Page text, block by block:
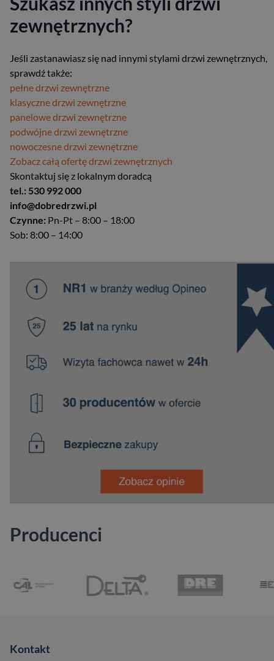
zewnętrznych?
Jeśli zastanawiasz się nad innymi stylami drzwi zewnętrznych,
sprawdź także:
pełne drzwi zewnętrzne
klasyczne drzwi zewnętrzne
panelowe drzwi zewnętrzne
podwójne drzwi zewnętrzne
nowoczesne drzwi zewnętrzne
Zobacz całą ofertę drzwi zewnętrznych
Skontaktuj się z lokalnym doradcą
tel.: 530 992 000
info@dobredrzwi.pl
Czynne: Pn-Pt – 8:00 – 18:00
Sob: 8:00 – 14:00
Producenci
Kontakt